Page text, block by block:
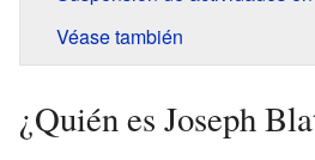
Véase también
¿Quién es Joseph